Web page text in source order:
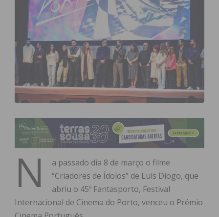
N
a passado dia 8 de março o filme
“Criadores de Ídolos” de Luís Diogo, que
abriu o 45º Fantasporto, Festival
Internacional de Cinema do Porto, venceu o Prémio